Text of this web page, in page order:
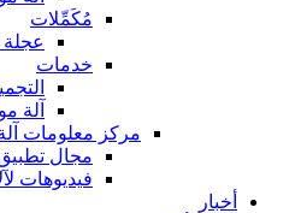
مُكَمِّلات
عجلة
خدمات
آلة
مركز معلومات آلة
مجال تطبيق
فيديوهات
أخبار